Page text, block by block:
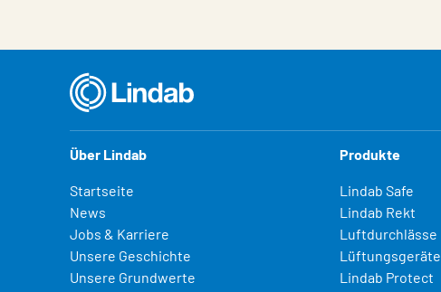
Über Lindab
Startseite
News
Jobs & Karriere
Unsere Geschichte
Unsere Grundwerte
Produkte
Lindab Safe
Lindab Rekt
Luftdurchlässe
Lüftungsgeräte
Lindab Protect